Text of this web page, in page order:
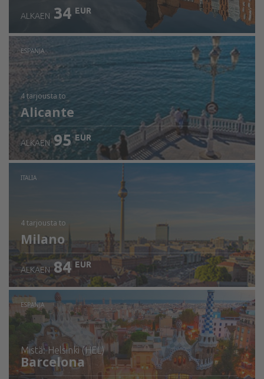
ALKAEN 34 EUR
ESPANJA
4 tarjousta to
Alicante
ALKAEN 95 EUR
ITALIA
4 tarjousta to
Milano
ALKAEN 84 EUR
ESPANJA
mistä: Helsinki (HEL)
Barcelona